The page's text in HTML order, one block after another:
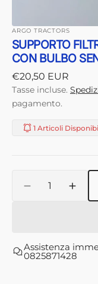
ARGO TRACTORS
SUPPORTO
CON BULBO
Prezzo
di
listino
€20,50 EUR
Tasse incluse.
pagamento.
1 Articoli
Diminuisci
FILTRO
IDRAULICO
Assistenza
0825871428